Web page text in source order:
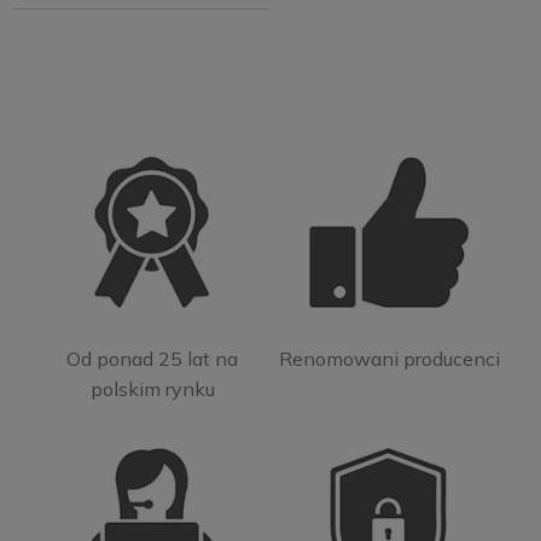
Od ponad 25 lat na
polskim rynku
Renomowani producenci